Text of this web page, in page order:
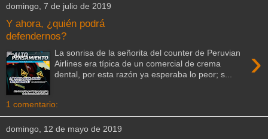
domingo, 7 de julio de 2019
Y ahora, ¿quién podrá
defendernos?
›
La sonrisa de la señorita del counter de Peruvian
Airlines era típica de un comercial de crema
dental, por esta razón ya esperaba lo peor; s...
1 comentario:
domingo, 12 de mayo de 2019